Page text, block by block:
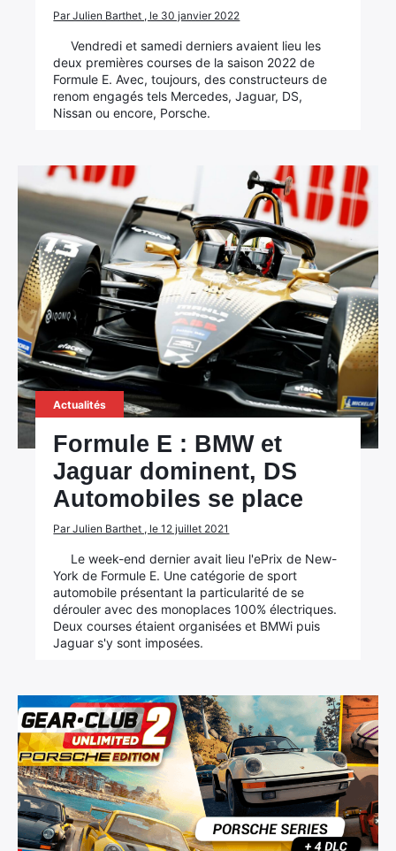
Par Julien Barthet , le 30 janvier 2022
Vendredi et samedi derniers avaient lieu les
deux premières courses de la saison 2022 de
Formule E. Avec, toujours, des constructeurs de
renom engagés tels Mercedes, Jaguar, DS,
Nissan ou encore, Porsche.
Actualités
Formule E : BMW et
Jaguar dominent, DS
Automobiles se place
Par Julien Barthet , le 12 juillet 2021
Le week-end dernier avait lieu l'ePrix de New-
York de Formule E. Une catégorie de sport
automobile présentant la particularité de se
dérouler avec des monoplaces 100% électriques.
Deux courses étaient organisées et BMWi puis
Jaguar s'y sont imposées.